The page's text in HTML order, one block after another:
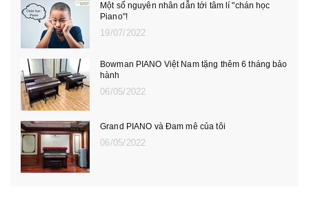
Một số nguyên nhân dẫn tới tâm lí "chán học
Piano"!
19/07/2022
Bowman PIANO Việt Nam tặng thêm 6 tháng bảo
hành
06/05/2022
Grand PIANO và Đam mê của tôi
06/05/2022